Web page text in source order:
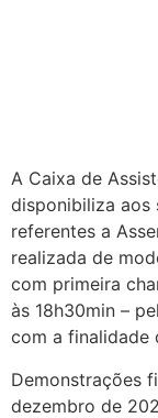
A Caixa de
disponibiliza aos
referentes a
realizada de
com primeira
às 18h30min –
com a finalidade
Demonstrações
dezembro de